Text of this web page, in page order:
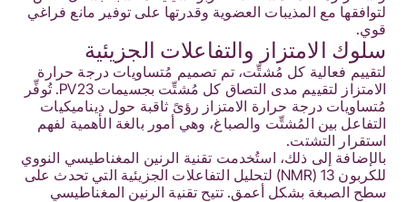
لتوافقها مع المذيبات العضوية وقدرتها على توفير مانع فراغي
قوي.
سلوك الامتزاز والتفاعلات الجزيئية
لتقييم فعالية كل مُشتِّت، تم تصميم مُتساويات درجة حرارة
الامتزاز لتقييم مدى التصاق كل مُشتِّت بجسيمات PV23. تُوفِّر
مُتساويات درجة حرارة الامتزاز رؤىً ثاقبة حول ديناميكيات
التفاعل بين المُشتِّت والصباغ، وهي أمور بالغة الأهمية لفهم
استقرار التشتت.
بالإضافة إلى ذلك، استُخدمت تقنية الرنين المغناطيسي النووي
للكربون 13 (NMR) لتحليل التفاعلات الجزيئية التي تحدث على
سطح الصبغة بشكل أعمق. تتيح تقنية الرنين المغناطيسي